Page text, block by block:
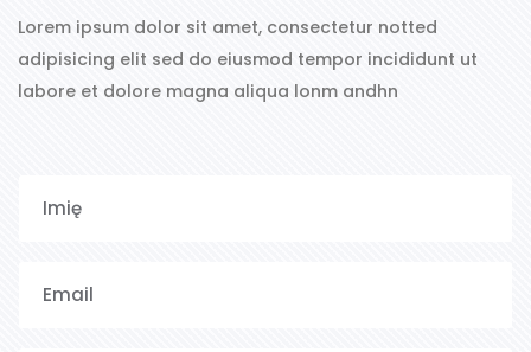
Lorem ipsum dolor sit amet, consectetur notted
adipisicing elit sed do eiusmod tempor incididunt ut
labore et dolore magna aliqua lonm andhn